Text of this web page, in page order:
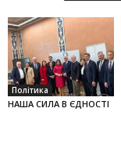
Політика
НАША СИЛА В ЄДНОСТІ